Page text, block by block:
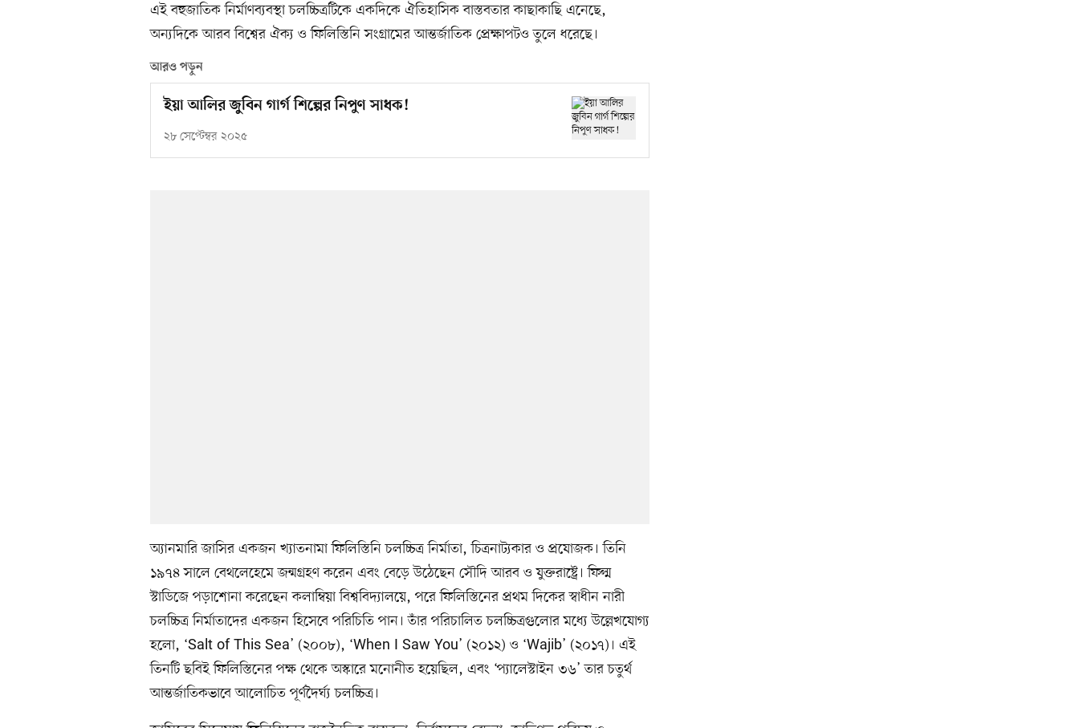
এই বহুজাতিক নির্মাণব্যবস্থা চলচ্চিত্রটিকে একদিকে ঐতিহাসিক বাস্তবতার কাছাকাছি এনেছে,
অন্যদিকে আরব বিশ্বের ঐক্য ও ফিলিস্তিনি সংগ্রামের আন্তর্জাতিক প্রেক্ষাপটও তুলে ধরেছে।
আরও পড়ুন
ইয়া আলির জুবিন গার্গ শিল্পের নিপুণ সাধক!
২৮ সেপ্টেম্বর ২০২৫
অ্যানমারি জাসির একজন খ্যাতনামা ফিলিস্তিনি চলচ্চিত্র নির্মাতা, চিত্রনাট্যকার ও প্রযোজক। তিনি
১৯৭৪ সালে বেথলেহেমে জন্মগ্রহণ করেন এবং বেড়ে উঠেছেন সৌদি আরব ও যুক্তরাষ্ট্রে। ফিল্ম
স্টাডিজে পড়াশোনা করেছেন কলাম্বিয়া বিশ্ববিদ্যালয়ে, পরে ফিলিস্তিনের প্রথম দিকের স্বাধীন নারী
চলচ্চিত্র নির্মাতাদের একজন হিসেবে পরিচিতি পান। তাঁর পরিচালিত চলচ্চিত্রগুলোর মধ্যে উল্লেখযোগ্য
হলো, ‘Salt of This Sea’ (২০০৮), ‘When I Saw You’ (২০১২) ও ‘Wajib’ (২০১৭)। এই
তিনটি ছবিই ফিলিস্তিনের পক্ষ থেকে অস্কারে মনোনীত হয়েছিল, এবং ‘প্যালেস্টাইন ৩৬’ তার চতুর্থ
আন্তর্জাতিকভাবে আলোচিত পূর্ণদৈর্ঘ্য চলচ্চিত্র।